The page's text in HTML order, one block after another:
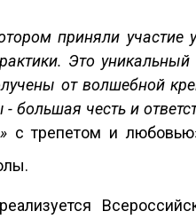
приняли
Это
от волшебной
честь и
с трепетом и